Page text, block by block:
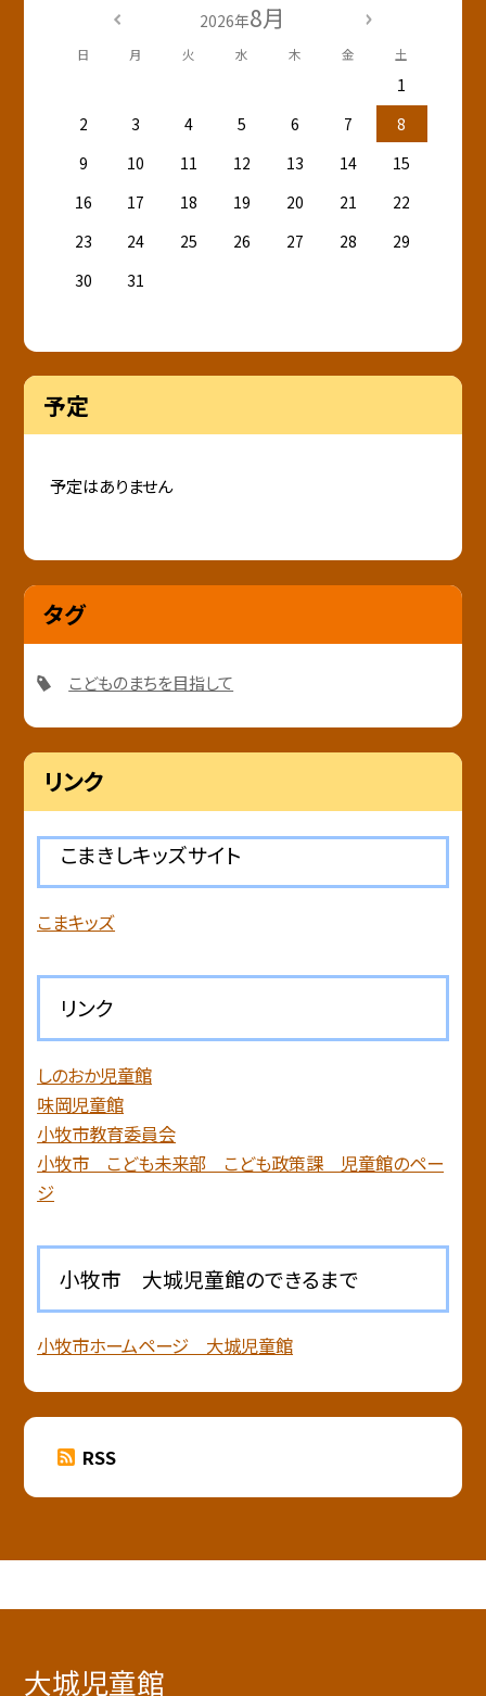
2026年8月
日 月 火 水 木 金 土
1
2
3 4 5 6 7
8
9
10 11 12 13 14
15
16
17 18 19 20 21
22
23
24 25 26 27 28
29
30
31
予定
予定はありません
タグ
こどものまちを目指して
リンク
こまきしキッズサイト
こまキッズ
リンク
しのおか児童館
味岡児童館
小牧市教育委員会
小牧市 こども未来部 こども政策課 児童館のペー
ジ
小牧市 大城児童館のできるまで
小牧市ホームページ 大城児童館
RSS
大城児童館